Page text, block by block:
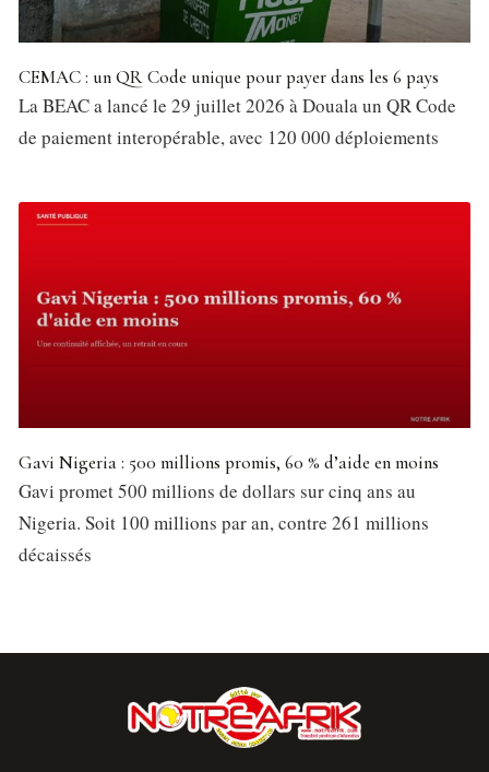
CEMAC : un QR Code unique pour payer dans les 6 pays
La BEAC a lancé le 29 juillet 2026 à Douala un QR Code
de paiement interopérable, avec 120 000 déploiements
Gavi Nigeria : 500 millions promis, 60 % d’aide en moins
Gavi promet 500 millions de dollars sur cinq ans au
Nigeria. Soit 100 millions par an, contre 261 millions
décaissés